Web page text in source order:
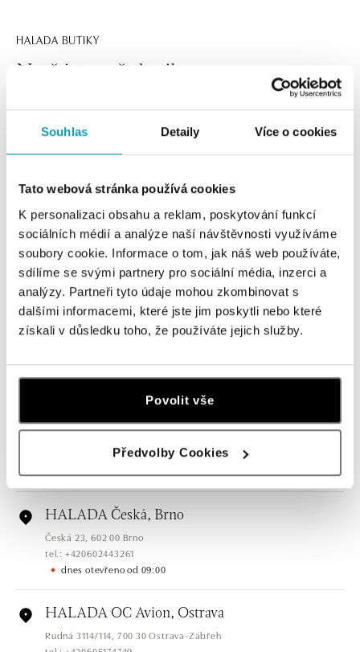
Souhlas Detaily Více o cookies
Tato webová stránka používá cookies
K personalizaci obsahu a reklam, poskytování funkcí
sociálních médií a analýze naší návštěvnosti využíváme
soubory cookie. Informace o tom, jak náš web používáte,
sdílíme se svými partnery pro sociální média, inzerci a
analýzy. Partneři tyto údaje mohou zkombinovat s
dalšími informacemi, které jste jim poskytli nebo které
získali v důsledku toho, že používáte jejich služby.
Povolit vše
Předvolby Cookies
HALADA BUTIKY
Navštivte naše butiky
Všechny Česko Slovensko
HALADA Pařížská, Praha
Pařížská 7, 110 00 Praha 1
tel.: +420608028615
HALADA Česká, Brno
Česká 23, 602 00 Brno
tel.: +420602443261
dnes otevřeno od 09:00
HALADA OC Avion, Ostrava
Rudná 3114/114, 700 30 Ostrava-Zábřeh